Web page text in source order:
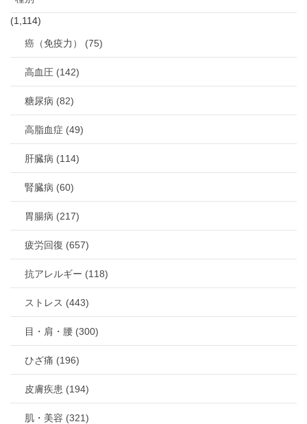
(1,114)
癌（免疫力） (75)
高血圧 (142)
糖尿病 (82)
高脂血症 (49)
肝臓病 (114)
腎臓病 (60)
胃腸病 (217)
疲労回復 (657)
抗アレルギー (118)
ストレス (443)
目・肩・腰 (300)
ひざ痛 (196)
皮膚疾患 (194)
肌・美容 (321)